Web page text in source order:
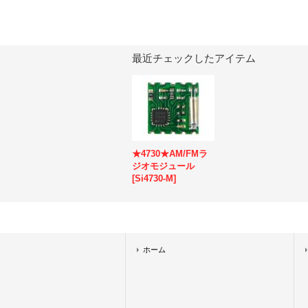
最近チェックしたアイテム
★4730★AM/FMラ
ジオモジュール
[Si4730-M]
ホーム